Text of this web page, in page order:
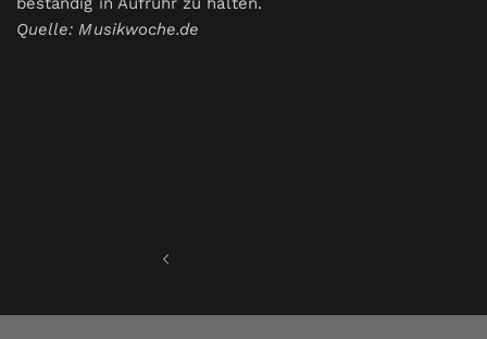
Quelle: Musikwoche.de